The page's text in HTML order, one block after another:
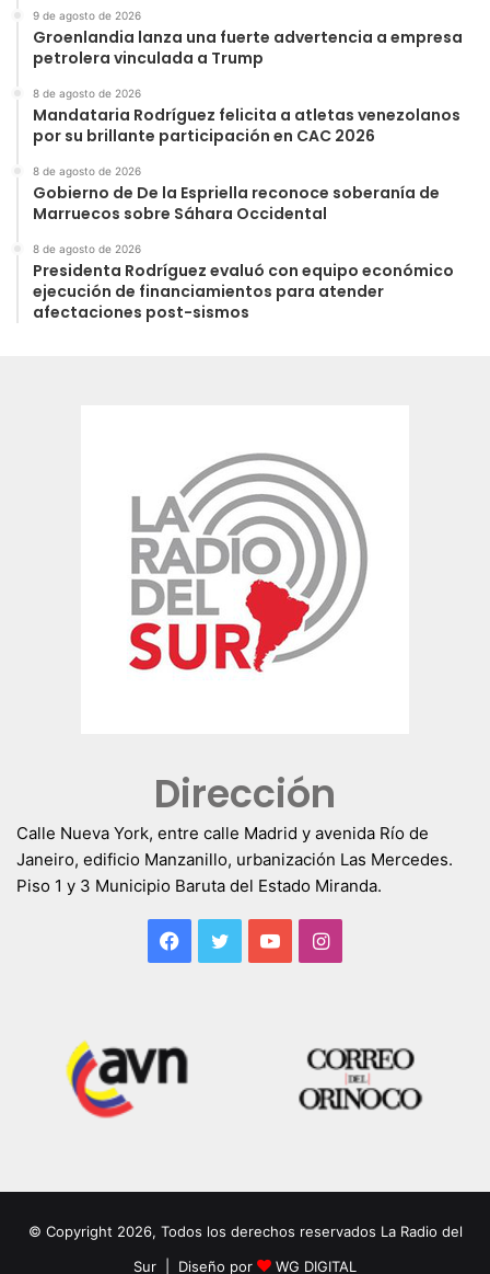
9 de agosto de 2026
Groenlandia lanza una fuerte advertencia a empresa
petrolera vinculada a Trump
8 de agosto de 2026
Mandataria Rodríguez felicita a atletas venezolanos
por su brillante participación en CAC 2026
8 de agosto de 2026
Gobierno de De la Espriella reconoce soberanía de
Marruecos sobre Sáhara Occidental
8 de agosto de 2026
Presidenta Rodríguez evaluó con equipo económico
ejecución de financiamientos para atender
afectaciones post-sismos
Dirección
Calle Nueva York, entre calle Madrid y avenida Río de
Janeiro, edificio Manzanillo, urbanización Las Mercedes.
Piso 1 y 3 Municipio Baruta del Estado Miranda.
Facebook
TwitterYouTubeInstagram
© Copyright 2026, Todos los derechos reservados La Radio del
Sur | Diseño por
WG DIGITAL